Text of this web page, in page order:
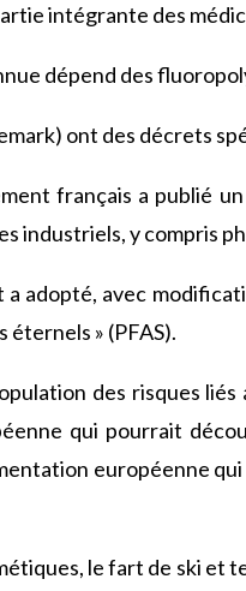
intégrante des
dépend des
ont des décrets
français a publié
industriels, y compris
a adopté, avec
éternels » (PFAS).
des risques
qui pourrait
européenne
le fart de ski et